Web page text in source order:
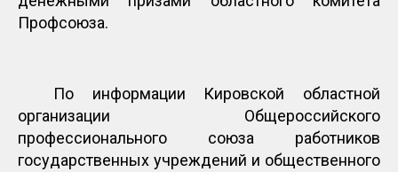
Профсоюза.
По информации Кировской областной
организации Общероссийского
профессионального союза работников
государственных учреждений и общественного